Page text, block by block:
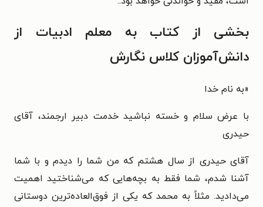
بخشی از کتاب به معلم ادبیات از
دانش‌آموزان کلاس نگارش
«به نام خدا
با عرض سلام و خسته نباشید خدمت دبیر ارجمند، آقای
حیدری
آقای حیدری از سال هشتم که من شما را دیدم و با شما
آشنا شدم، شما فقط به بچه‌هایی که می‌شناختید اهمیت
می‌دادید. مثلاً به محمد که یکی از فوق‌العاده‌ترین دوستانی